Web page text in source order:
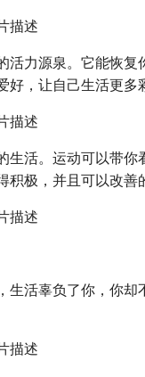
描述
活力源泉。它能恢复
好，让自己生活更多
描述
生活。运动可以带你
积极，并且可以改善
描述
生活辜负了你，你却
描述